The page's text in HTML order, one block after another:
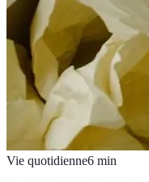
Vie quotidienne6 min